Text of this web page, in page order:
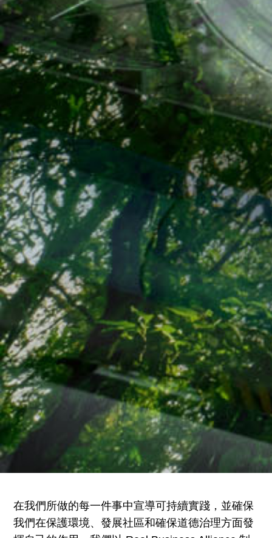
在我們所做的每一件事中宣導可持續實踐，並確保
我們在保護環境、發展社區和確保道德治理方面發